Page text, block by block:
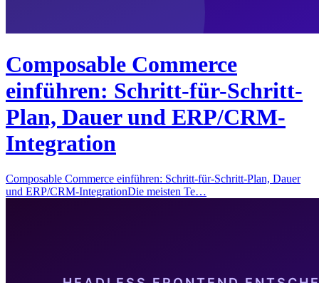
Composable Commerce
einführen: Schritt-für-Schritt-
Plan, Dauer und ERP/CRM-
Integration
Composable Commerce einführen: Schritt-für-Schritt-Plan, Dauer
und ERP/CRM-IntegrationDie meisten Te…